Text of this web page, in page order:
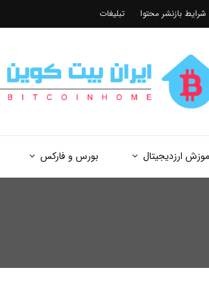
ارزدیجیتال بورس و فارکس
شرایط بازنشر محتوا تبلیغات